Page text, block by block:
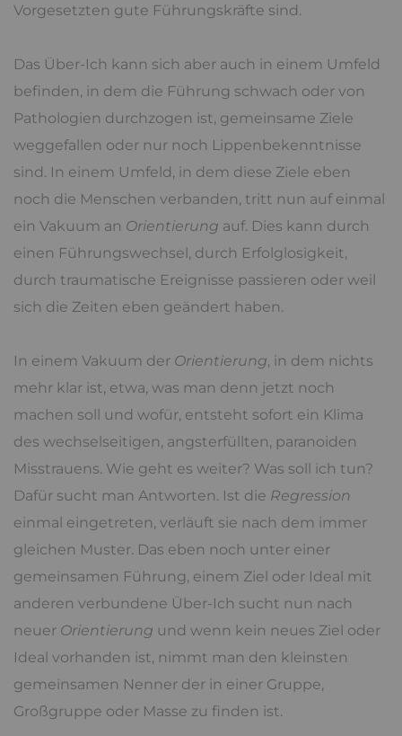
Vorgesetzten gute Führungskräfte sind.
Das Über-Ich kann sich aber auch in einem Umfeld
befinden, in dem die Führung schwach oder von
Pathologien durchzogen ist, gemeinsame Ziele
weggefallen oder nur noch Lippenbekenntnisse
sind. In einem Umfeld, in dem diese Ziele eben
noch die Menschen verbanden, tritt nun auf einmal
ein Vakuum an Orientierung auf. Dies kann durch
einen Führungswechsel, durch Erfolglosigkeit,
durch traumatische Ereignisse passieren oder weil
sich die Zeiten eben geändert haben.
In einem Vakuum der Orientierung, in dem nichts
mehr klar ist, etwa, was man denn jetzt noch
machen soll und wofür, entsteht sofort ein Klima
des wechselseitigen, angsterfüllten, paranoiden
Misstrauens. Wie geht es weiter? Was soll ich tun?
Dafür sucht man Antworten. Ist die Regression
einmal eingetreten, verläuft sie nach dem immer
gleichen Muster. Das eben noch unter einer
gemeinsamen Führung, einem Ziel oder Ideal mit
anderen verbundene Über-Ich sucht nun nach
neuer Orientierung und wenn kein neues Ziel oder
Ideal vorhanden ist, nimmt man den kleinsten
gemeinsamen Nenner der in einer Gruppe,
Großgruppe oder Masse zu finden ist.